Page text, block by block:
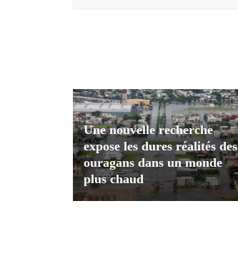
Une nouvelle recherche
expose les dures réalités des
ouragans dans un monde
plus chaud